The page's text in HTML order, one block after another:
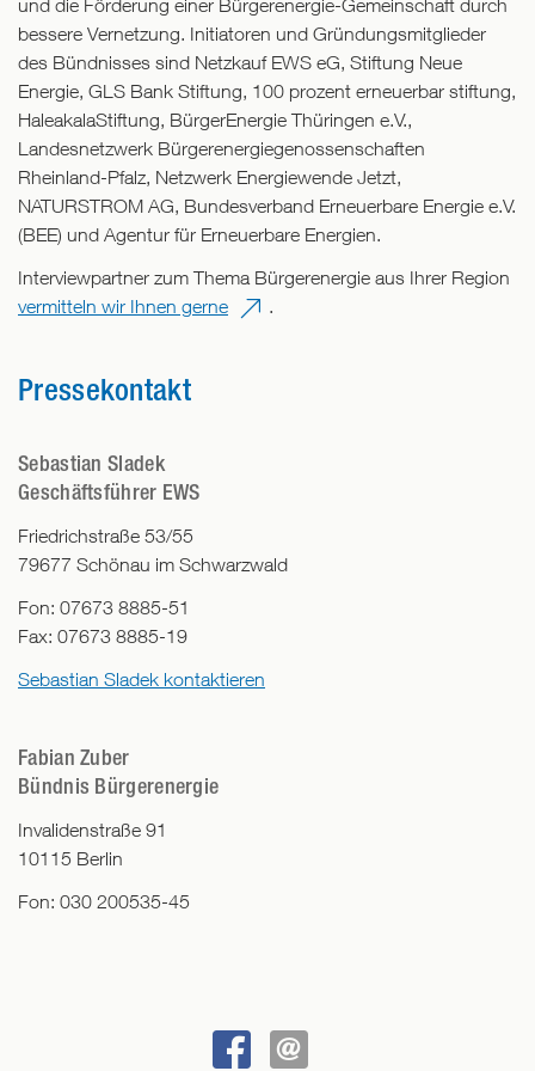
und die Förderung einer Bürgerenergie-Gemeinschaft durch
bessere Vernetzung. Initiatoren und Gründungsmitglieder
des Bündnisses sind Netzkauf EWS eG, Stiftung Neue
Energie, GLS Bank Stiftung, 100 prozent erneuerbar stiftung,
HaleakalaStiftung, BürgerEnergie Thüringen e.V.,
Landesnetzwerk Bürgerenergiegenossenschaften
Rheinland-Pfalz, Netzwerk Energiewende Jetzt,
NATURSTROM AG, Bundesverband Erneuerbare Energie e.V.
(BEE) und Agentur für Erneuerbare Energien.
Interviewpartner zum Thema Bürgerenergie aus Ihrer Region
vermitteln wir Ihnen gerne
.
Pressekontakt
Sebastian Sladek
Geschäftsführer EWS
Friedrichstraße 53/55
79677 Schönau im Schwarzwald
Fon: 07673 8885-51
Fax: 07673 8885-19
Sebastian Sladek kontaktieren
Fabian Zuber
Bündnis Bürgerenergie
Invalidenstraße 91
10115 Berlin
Fon: 030 200535-45